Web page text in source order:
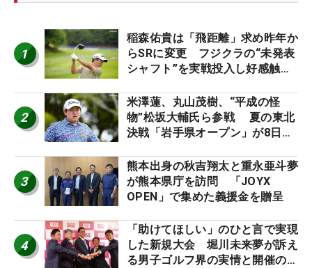
1
稲森佑貴は「飛距離」求め昨年か
らSRに変更 フジクラの“未発表
シャフト”を実戦投入し好感触
ーのヒトネタ！】
2
米澤蓮、丸山茂樹、“平成の怪
物”松坂大輔氏ら参戦 夏の東北
決戦「岩手県オープン」が8日開
3
熊本出身の秋吉翔太と重永亜斗夢
が熊本県庁を訪問 「JOYX
OPEN」で集めた義援金を贈呈
4
「助けてほしい」のひと言で実現
した新規大会 堀川未来夢が訴え
る男子ゴルフ界の実情と開催の舞